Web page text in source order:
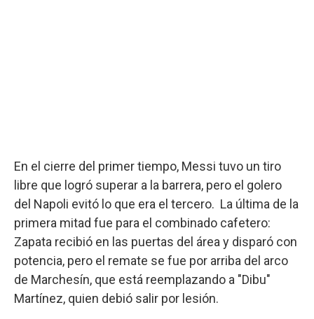
En el cierre del primer tiempo, Messi tuvo un tiro
libre que logró superar a la barrera, pero el golero
del Napoli evitó lo que era el tercero. La última de la
primera mitad fue para el combinado cafetero:
Zapata recibió en las puertas del área y disparó con
potencia, pero el remate se fue por arriba del arco
de Marchesín, que está reemplazando a "Dibu"
Martínez, quien debió salir por lesión.